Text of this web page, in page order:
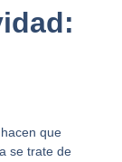
que
se trate de